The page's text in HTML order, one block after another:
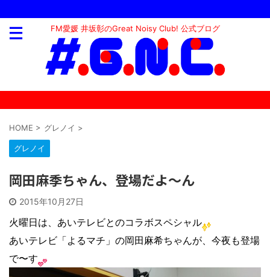
FM愛媛 井坂彰のGreat Noisy Club! 公式ブログ
HOME > グレノイ >
グレノイ
岡田麻季ちゃん、登場だよ〜ん
2015年10月27日
火曜日は、あいテレビとのコラボスペシャル
あいテレビ「よるマチ」の岡田麻希ちゃんが、今夜も登場
で〜す